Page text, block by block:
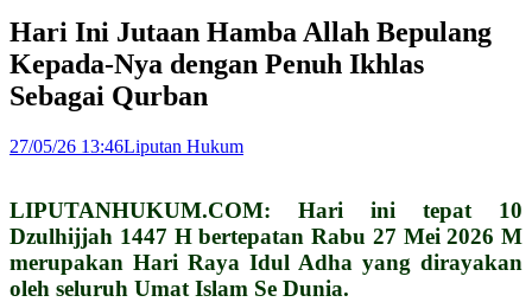
Hari Ini Jutaan Hamba Allah Bepulang
Kepada-Nya dengan Penuh Ikhlas
Sebagai Qurban
27/05/26 13:46Liputan Hukum
LIPUTANHUKUM.COM: Hari ini tepat 10
Dzulhijjah 1447 H bertepatan Rabu 27 Mei 2026 M
merupakan Hari Raya Idul Adha yang dirayakan
oleh seluruh Umat Islam Se Dunia.